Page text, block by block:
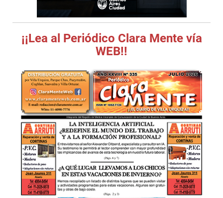
¡¡Lea al Periódico Clara Mente vía
WEB!!